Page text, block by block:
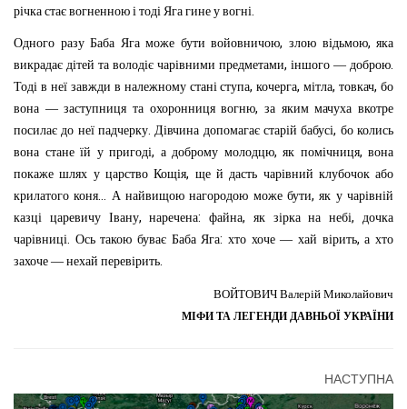
річка стає вогненною і тоді Яга гине у вогні.
Одного разу Баба Яга може бути войовничою, злою відьмою,яка
викрадає дітей та володіє чарівними предметами, іншого — доброю.
Тоді в неї завжди в належному стані ступа,кочерга,мітла,товкач,бо
вона — заступниця та охоронниця вогню,за яким мачуха вкотре
посилає до неї падчерку.Дівчина допомагає старій бабусі, бо колись
вона стане їй у пригоді, а доброму молодцю, як помічниця, вона
покаже шлях у царство Кощія, ще й дасть чарівний клубочок або
крилатого коня... А найвищою нагородою може бути,як у чарівній
казці царевичу Івану,наречена:файна, як зірка на небі,дочка
чарівниці. Ось такою буває Баба Яга:хто хоче — хай вірить,а хто
захоче — нехай перевірить.
ВОЙТОВИЧ Валерій Миколайович
МІФИ ТА ЛЕГЕНДИ ДАВНЬОЇ УКРАЇНИ
НАСТУПНА